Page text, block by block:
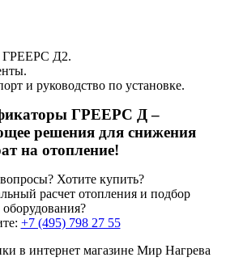
ГРЕЕРС Д2.
и руководство по установке.
ГРЕЕРС Д –
решения для снижения
на отопление!
Хотите купить?
расчет отопления и подбор
оборудования?
+7 (495) 798 27 55